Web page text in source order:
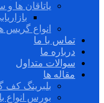
یاتاقان ها
انواع گریس
تماس با ما
درباره ما
سوالات متداول
مقاله ها
بلبرینگ کف
بورس انواع